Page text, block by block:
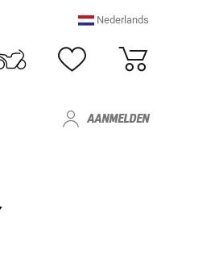
Nederlands
AANMELDEN